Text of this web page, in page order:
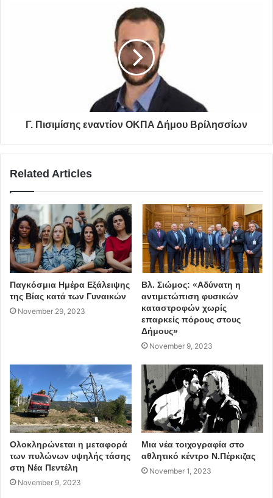
ευχάριστα το κοινό. Επιπλέον τη βραδιά απόλαυσαν οι
ραδιοφωνικοί παραγωγοί της ΕΡΤ Δημήτρης Μεϊδάνης,
Ευανθία Ξυνού και Βασιλεία Ζερβού.
Οι «33 στροφές με την Λίνα» είναι μια γιορτή με αφορμή
την
συμπλήρωση τεσσάρων δεκαετιών που η κορυφαία
τραγούδι, το
σήμα της και πρωτοπαρουσιάστηκαν τον Δεκέμβρη του
2019 στον
ιστορικό «Παρνασσό» της πλατείας Καρύτση όπου κοινό
και κριτικοί
τις αποθέωσαν.
Ο Γιώργος Περρής, που ήταν και ο ερμηνευτής της
Γ. Πισιμίσης εναντίον ΟΚΠΑ Δήμου Βρίλησσίων
Related Articles
Παγκόσμια Ημέρα Εξάλειψης
της Βίας κατά των Γυναικών
November 29, 2023
Βλ. Σιώμος: «Αδύνατη η
αντιμετώπιση φυσικών
καταστροφών χωρίς
επαρκείς πόρους στους
Δήμους»
November 9, 2023
Ολοκληρώνεται η μεταφορά
των πυλώνων υψηλής τάσης
στη Νέα Πεντέλη
November 9, 2023
Μια νέα τοιχογραφία στο
αθλητικό κέντρο Ν.Πέρκιζας
November 1, 2023